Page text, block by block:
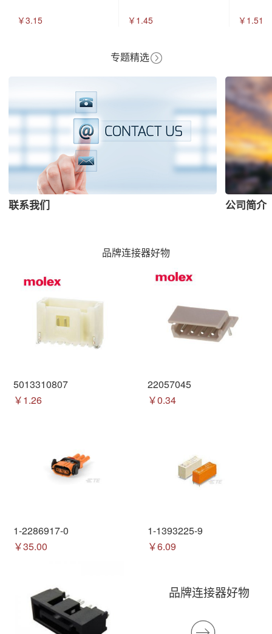
￥3.15 ￥1.45 ￥1.51
专题精选
联系我们 公司简介
品牌连接器好物
5013310807
￥1.26
22057045
￥0.34
1-2286917-0
￥35.00
1-1393225-9
￥6.09
品牌连接器好物